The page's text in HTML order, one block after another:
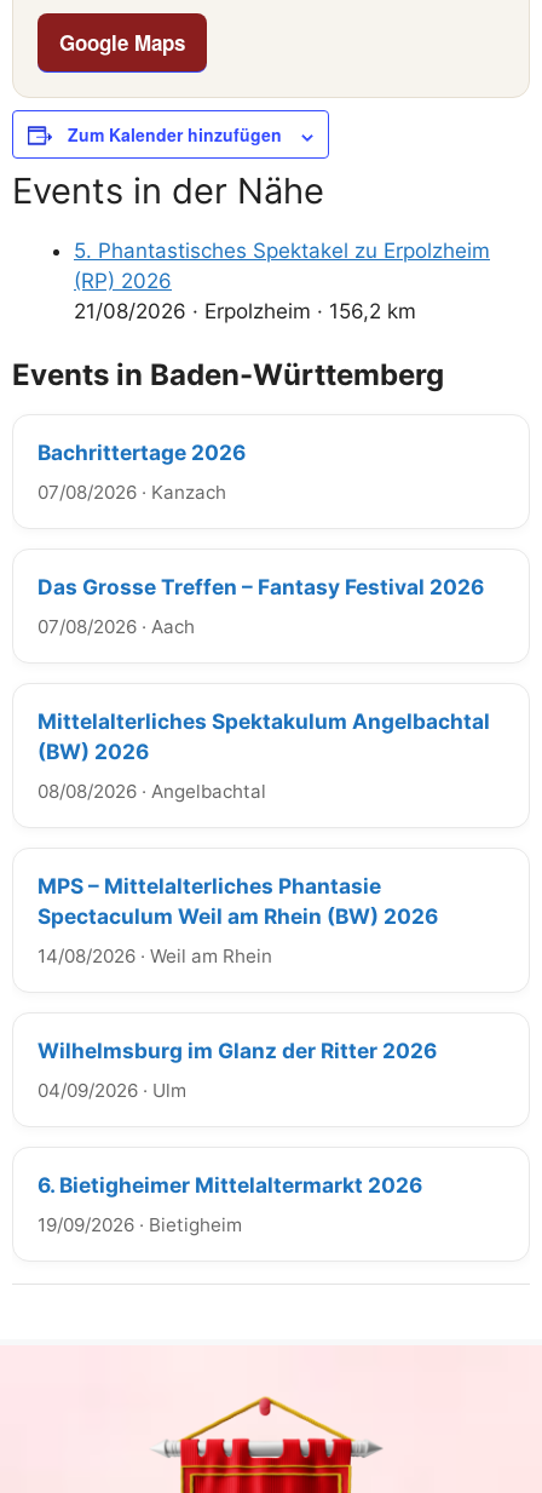
Google Maps
Zum Kalender hinzufügen
Events in der Nähe
5. Phantastisches Spektakel zu Erpolzheim
(RP) 2026
21/08/2026 · Erpolzheim · 156,2 km
Events in Baden-Württemberg
Bachrittertage 2026
07/08/2026 · Kanzach
Das Grosse Treffen – Fantasy Festival 2026
07/08/2026 · Aach
Mittelalterliches Spektakulum Angelbachtal
(BW) 2026
08/08/2026 · Angelbachtal
MPS – Mittelalterliches Phantasie
Spectaculum Weil am Rhein (BW) 2026
14/08/2026 · Weil am Rhein
Wilhelmsburg im Glanz der Ritter 2026
04/09/2026 · Ulm
6. Bietigheimer Mittelaltermarkt 2026
19/09/2026 · Bietigheim